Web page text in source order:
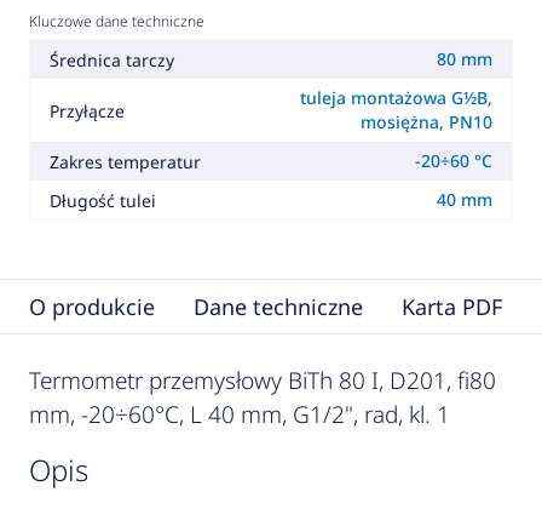
Kluczowe dane techniczne
Średnica tarczy 80 mm
Przyłącze
tuleja montażowa G½B,
mosiężna, PN10
Zakres temperatur
-20÷60 °C
Długość tulei
40 mm
O produkcie Dane techniczne Karta PDF
Termometr przemysłowy BiTh 80 I, D201, fi80
mm, -20÷60°C, L 40 mm, G1/2", rad, kl. 1
opis